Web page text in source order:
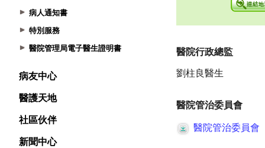
病人通知書
特別服務
醫院管理局電子醫生證明書
病友中心
醫護天地
社區伙伴
新聞中心